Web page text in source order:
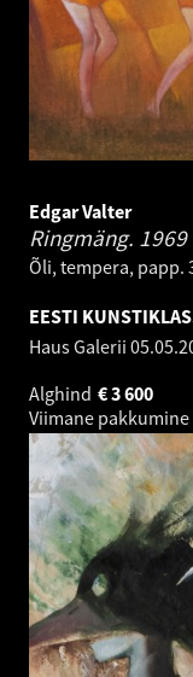
Edgar Valter
Ringmäng. 1969
Õli, tempera, papp.
EESTI
Haus Galerii
Alghind
3 600
€
Viimane pakkumine